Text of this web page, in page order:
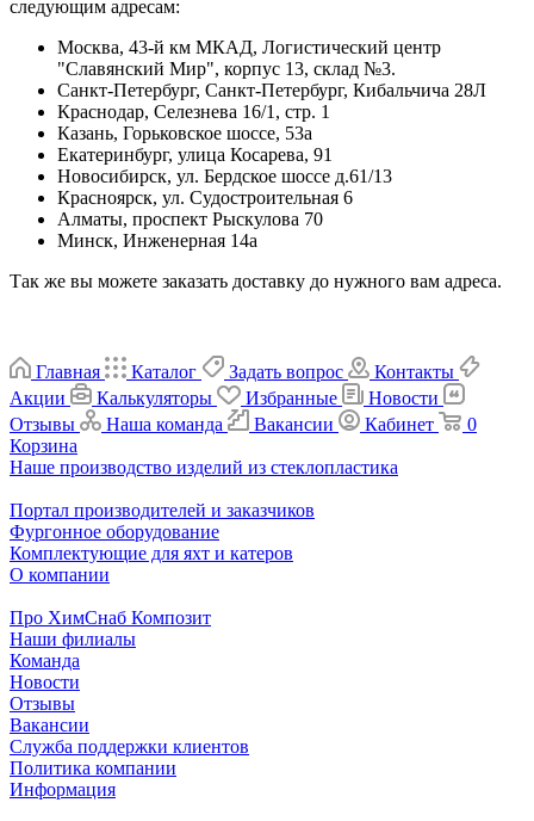
следующим адресам:
Москва, 43-й км МКАД, Логистический центр
"Славянский Мир", корпус 13, склад №3.
Санкт-Петербург, Санкт-Петербург, Кибальчича 28Л
Краснодар, Селезнева 16/1, стр. 1
Казань, Горьковское шоссе, 53а
Екатеринбург, улица Косарева, 91
Новосибирск, ул. Бердское шоссе д.61/13
Красноярск, ул. Судостроительная 6
Алматы, проспект Рыскулова 70
Минск, Инженерная 14а
Так же вы можете заказать доставку до нужного вам адреса.
Главная Каталог Задать вопрос
Контакты
Акции
Калькуляторы Избранные
Новости
Отзывы
Наша команда Вакансии Кабинет
0
Корзина
Наше производство изделий из стеклопластика
Портал производителей и заказчиков
Фургонное оборудование
Комплектующие для яхт и катеров
О компании
Про ХимСнаб Композит
Наши филиалы
Команда
Новости
Отзывы
Вакансии
Служба поддержки клиентов
Политика компании
Информация